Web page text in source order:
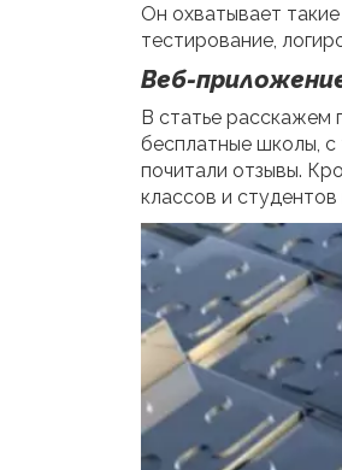
Он охватывает
тестирование,
Веб-
В статье расскажем
бесплатные школы,
почитали отзывы.
классов и